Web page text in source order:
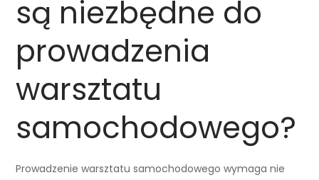
są niezbędne do
prowadzenia
warsztatu
samochodowego?
Prowadzenie warsztatu samochodowego wymaga nie